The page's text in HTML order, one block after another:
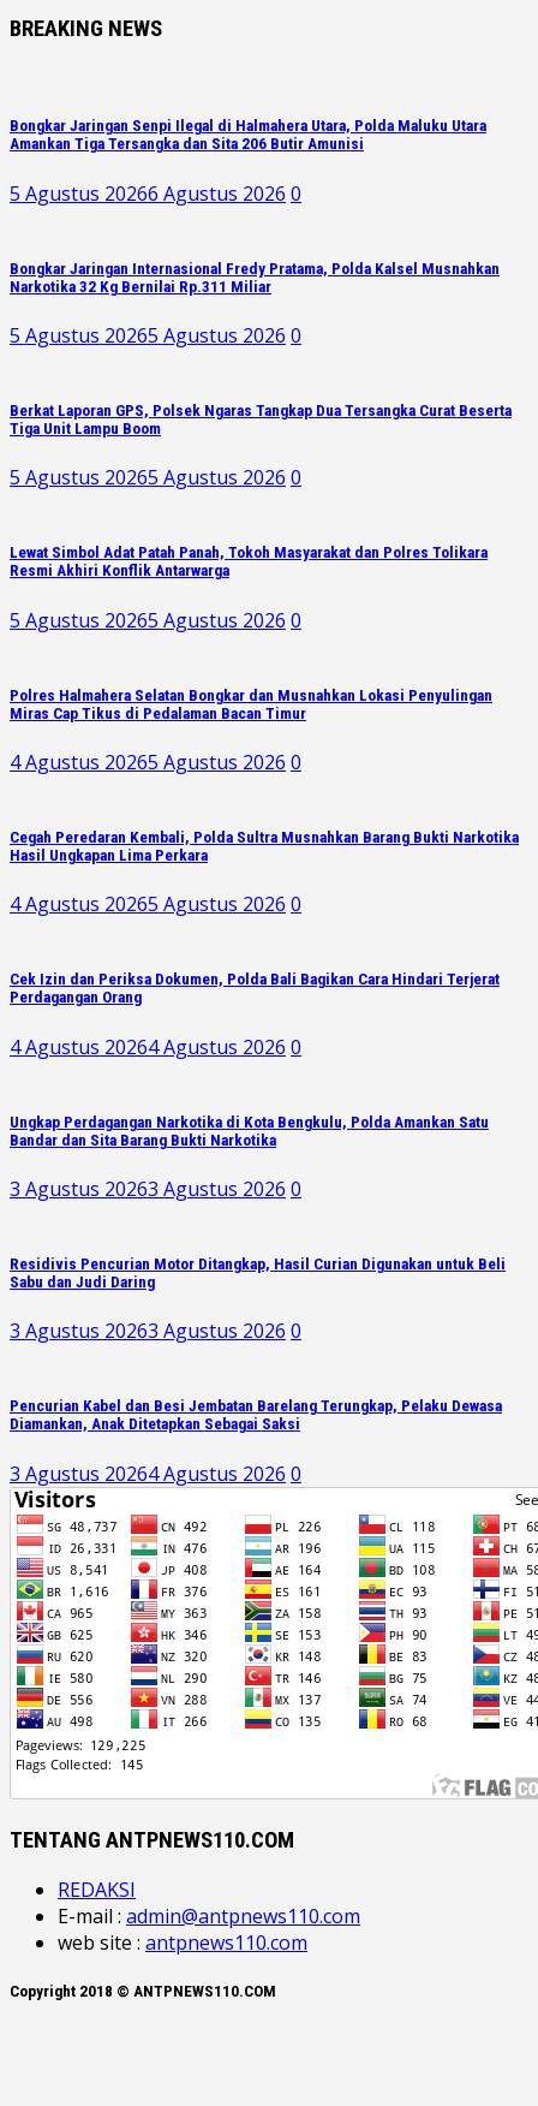
BREAKING NEWS
Bongkar Jaringan Senpi Ilegal di Halmahera Utara, Polda Maluku Utara
Amankan Tiga Tersangka dan Sita 206 Butir Amunisi
5 Agustus 20266 Agustus 2026 0
Bongkar Jaringan Internasional Fredy Pratama, Polda Kalsel Musnahkan
Narkotika 32 Kg Bernilai Rp.311 Miliar
5 Agustus 20265 Agustus 2026 0
Berkat Laporan GPS, Polsek Ngaras Tangkap Dua Tersangka Curat Beserta
Tiga Unit Lampu Boom
5 Agustus 20265 Agustus 2026 0
Lewat Simbol Adat Patah Panah, Tokoh Masyarakat dan Polres Tolikara
Resmi Akhiri Konflik Antarwarga
5 Agustus 20265 Agustus 2026 0
Polres Halmahera Selatan Bongkar dan Musnahkan Lokasi Penyulingan
Miras Cap Tikus di Pedalaman Bacan Timur
4 Agustus 20265 Agustus 2026 0
Cegah Peredaran Kembali, Polda Sultra Musnahkan Barang Bukti Narkotika
Hasil Ungkapan Lima Perkara
4 Agustus 20265 Agustus 2026 0
Cek Izin dan Periksa Dokumen, Polda Bali Bagikan Cara Hindari Terjerat
Perdagangan Orang
4 Agustus 20264 Agustus 2026 0
Ungkap Perdagangan Narkotika di Kota Bengkulu, Polda Amankan Satu
Bandar dan Sita Barang Bukti Narkotika
3 Agustus 20263 Agustus 2026 0
Residivis Pencurian Motor Ditangkap, Hasil Curian Digunakan untuk Beli
Sabu dan Judi Daring
3 Agustus 20263 Agustus 2026 0
Pencurian Kabel dan Besi Jembatan Barelang Terungkap, Pelaku Dewasa
Diamankan, Anak Ditetapkan Sebagai Saksi
3 Agustus 20264 Agustus 2026 0
TENTANG ANTPNEWS110.COM
REDAKSI
E-mail : admin@antpnews110.com
web site : antpnews110.com
Copyright 2018 © ANTPNEWS110.COM